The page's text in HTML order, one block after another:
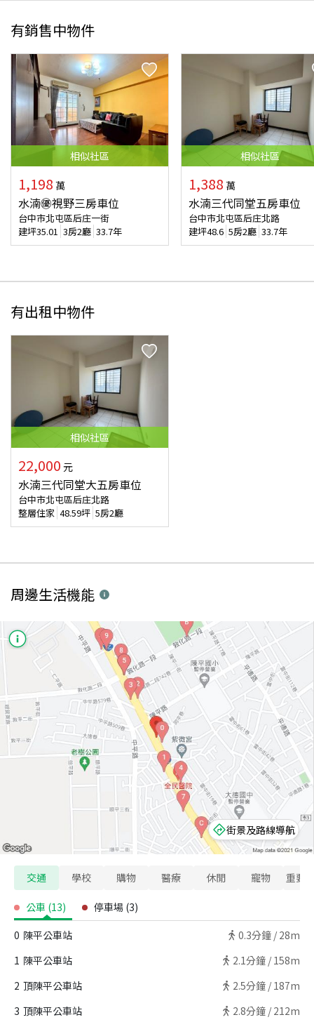
有銷售中物件
相似社區
1,198 萬
水湳㊝視野三房車位
台中市北屯區后庄一街
建坪35.01 3房2廳 33.7年
相似社區
1,388 萬
水湳三代同堂五房車位
台中市北屯區后庄北路
建坪48.6 5房2廳 33.7年
有出租中物件
相似社區
22,000 元
水湳三代同堂大五房車位
台中市北屯區后庄北路
整層住家 48.59坪 5房2廳
周邊生活機能
街景及路線導航
交通 學校 購物 醫療 休閒 寵物 重要
公車 (13) 停車場 (3)
0 陳平公車站 0.3分鐘 / 28m
1 陳平公車站 2.1分鐘 / 158m
2 頂陳平公車站 2.5分鐘 / 187m
3 頂陳平公車站 2.8分鐘 / 212m